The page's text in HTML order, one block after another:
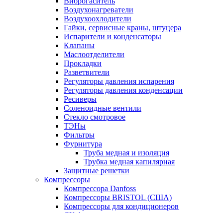
Воздухонагреватели
Воздухоохлодители
Гайки, сервисные краны, штуцера
Испарители и конденсаторы
Клапаны
Маслоотделители
Прокладки
Разветвители
Регуляторы давления испарения
Регуляторы давления конденсации
Ресиверы
Соленоидные вентили
Стекло смотровое
ТЭНы
Фильтры
Фурнитура
Труба медная и изоляция
Трубка медная капилярная
Защитные решетки
Компрессоры
Компрессора Danfoss
Компрессоры BRISTOL (США)
Компрессоры для кондиционеров